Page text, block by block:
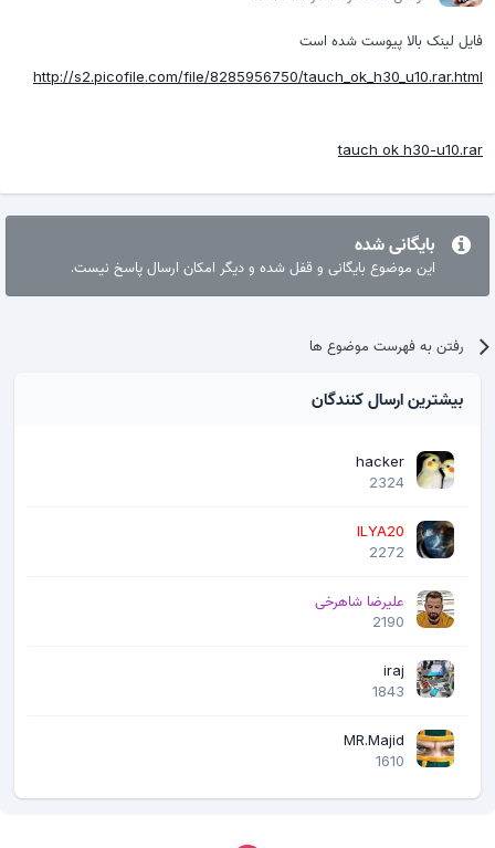
فایل لینک بالا پیوست شده است
http://s2.picofile.com/file/8285956750/tauch_ok_h30_u10.rar.html
tauch ok h30-u10.rar
بایگانی شده
این موضوع بایگانی و قفل شده و دیگر امکان ارسال پاسخ نیست.
رفتن به فهرست موضوع ها
بیشترین ارسال کنندگان
hacker
2324
ILYA20
2272
علیرضا شاهرخی
2190
iraj
1843
MR.Majid
1610